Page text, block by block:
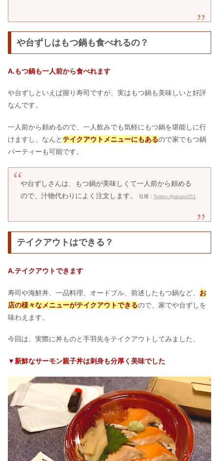
や台ずしはもつ鍋も食べれるの？
A.もつ鍋も一人前から食べれます
や台ずしといえば握り寿司ですが、実はもつ鍋も美味しいと好評
なんです。
一人前から頼めるので、一人飲みでも気軽にもつ鍋を堪能しに行
けますし、なんと テイクアウトメニューにもあるので家でもつ鍋
パーティーも可能です。
や台ずしさんは、もつ鍋が美味しくて一人前から頼める
ので、汁物代わりによく注文します。
引用：Twitter-@akami351
テイクアウトはできる？
A.テイクアウトできます
寿司や海鮮丼、一品料理、オードブル、前述したもつ鍋など、 お
店の様々なメニューがテイクアウトできるので、家でや台ずしを
味わえます。
今回は、実際に丼ものと手羽先をテイクアウトしてみました。
▼新鮮なサーモン親子丼は刺身も分厚く美味でした